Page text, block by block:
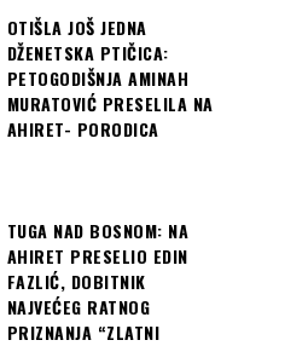
OTIŠLA JOŠ JEDNA
DŽENETSKA PTIČICA:
PETOGODIŠNJA AMINAH
MURATOVIĆ PRESELILA NA
AHIRET- PORODICA
TUGA NAD BOSNOM: NA
AHIRET PRESELIO EDIN
FAZLIĆ, DOBITNIK
NAJVEĆEG RATNOG
PRIZNANJA “ZLATNI